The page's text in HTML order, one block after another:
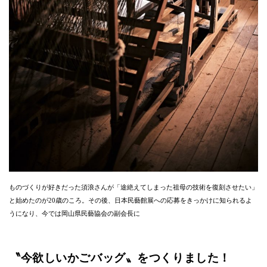
ものづくりが好きだった須浪さんが「途絶えてしまった祖母の技術を復刻させたい」
と始めたのが20歳のころ。その後、日本民藝館展への応募をきっかけに知られるよ
うになり、今では岡山県民藝協会の副会長に
〝今欲しいかごバッグ〟をつくりました！